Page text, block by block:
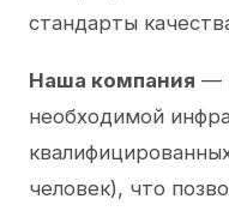
стандарты
Наша компания —
необходимой
человек), что